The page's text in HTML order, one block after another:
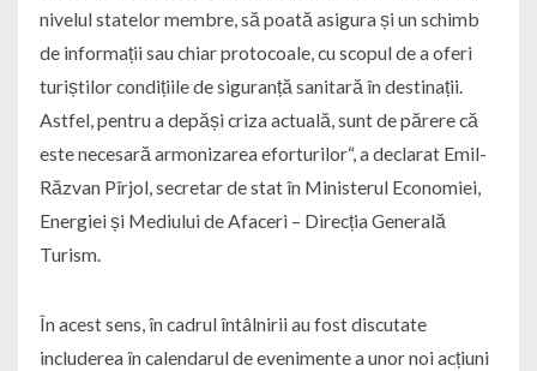
nivelul statelor membre, să poată asigura și un schimb
de informații sau chiar protocoale, cu scopul de a oferi
turiștilor condițiile de siguranță sanitară în destinații.
Astfel, pentru a depăși criza actuală, sunt de părere că
este necesară armonizarea eforturilor“, a declarat Emil-
Răzvan Pîrjol, secretar de stat în Ministerul Economiei,
Energiei și Mediului de Afaceri – Direcția Generală
Turism.
În acest sens, în cadrul întâlnirii au fost discutate
includerea în calendarul de evenimente a unor noi acțiuni